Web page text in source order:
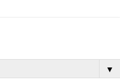
▼